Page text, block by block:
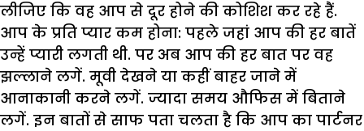
लीजिए कि वह आप से दूर होने की कोशिश कर रहे हैं.
आप के प्रति प्यार कम होना: पहले जहां आप की हर बातें
उन्हें प्यारी लगती थी. पर अब आप की हर बात पर वह
झल्लाने लगें. मूवी देखने या कहीं बाहर जाने में
आनाकानी करने लगें. ज्यादा समय औफिस में बिताने
लगें. इन बातों से साफ पता चलता है कि आप का पार्टनर